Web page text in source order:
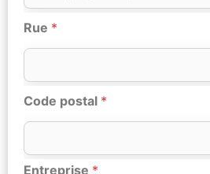
Rue *
Code postal *
Entreprise *